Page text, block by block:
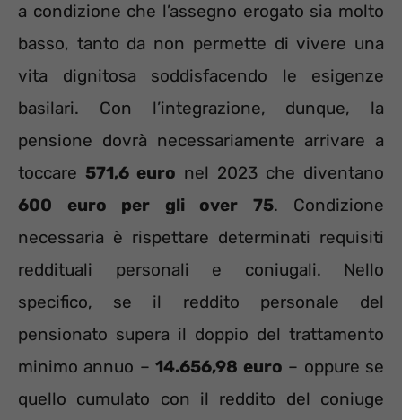
a condizione che l’assegno erogato sia molto
basso, tanto da non permette di vivere una
vita dignitosa soddisfacendo le esigenze
basilari. Con l’integrazione, dunque, la
pensione dovrà necessariamente arrivare a
toccare 571,6 euro nel 2023 che diventano
600 euro per gli over 75. Condizione
necessaria è rispettare determinati requisiti
reddituali personali e coniugali. Nello
specifico, se il reddito personale del
pensionato supera il doppio del trattamento
minimo annuo –14.656,98 euro – oppure se
quello cumulato con il reddito del coniuge